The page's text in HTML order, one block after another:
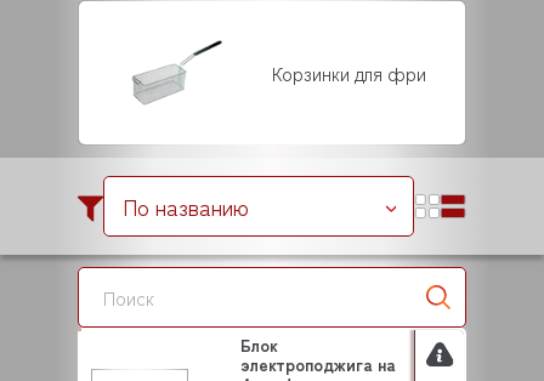
Корзинки для фри
По названию
Блок
электроподжига на